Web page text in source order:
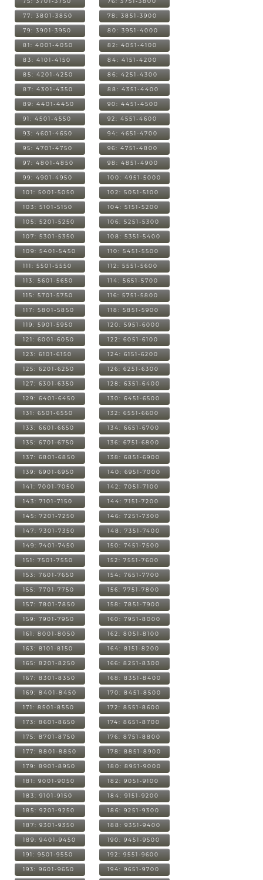
77: 3801-3850 78: 3851-3900
79: 3901-3950 80: 3951-4000
81: 4001-4050 82: 4051-4100
83: 4101-4150 84: 4151-4200
85: 4201-4250 86: 4251-4300
87: 4301-4350 88: 4351-4400
89: 4401-4450 90: 4451-4500
91: 4501-4550 92: 4551-4600
93: 4601-4650 94: 4651-4700
95: 4701-4750 96: 4751-4800
97: 4801-4850 98: 4851-4900
99: 4901-4950 100: 4951-5000
101: 5001-5050 102: 5051-5100
103: 5101-5150 104: 5151-5200
105: 5201-5250 106: 5251-5300
107: 5301-5350 108: 5351-5400
109: 5401-5450 110: 5451-5500
111: 5501-5550 112: 5551-5600
113: 5601-5650 114: 5651-5700
115: 5701-5750 116: 5751-5800
117: 5801-5850 118: 5851-5900
119: 5901-5950 120: 5951-6000
121: 6001-6050 122: 6051-6100
123: 6101-6150 124: 6151-6200
125: 6201-6250 126: 6251-6300
127: 6301-6350 128: 6351-6400
129: 6401-6450 130: 6451-6500
131: 6501-6550 132: 6551-6600
133: 6601-6650 134: 6651-6700
135: 6701-6750 136: 6751-6800
137: 6801-6850 138: 6851-6900
139: 6901-6950 140: 6951-7000
141: 7001-7050 142: 7051-7100
143: 7101-7150 144: 7151-7200
145: 7201-7250 146: 7251-7300
147: 7301-7350 148: 7351-7400
149: 7401-7450 150: 7451-7500
151: 7501-7550 152: 7551-7600
153: 7601-7650 154: 7651-7700
155: 7701-7750 156: 7751-7800
157: 7801-7850 158: 7851-7900
159: 7901-7950 160: 7951-8000
161: 8001-8050 162: 8051-8100
163: 8101-8150 164: 8151-8200
165: 8201-8250 166: 8251-8300
167: 8301-8350 168: 8351-8400
169: 8401-8450 170: 8451-8500
171: 8501-8550 172: 8551-8600
173: 8601-8650 174: 8651-8700
175: 8701-8750 176: 8751-8800
177: 8801-8850 178: 8851-8900
179: 8901-8950 180: 8951-9000
181: 9001-9050 182: 9051-9100
183: 9101-9150 184: 9151-9200
185: 9201-9250 186: 9251-9300
187: 9301-9350 188: 9351-9400
189: 9401-9450 190: 9451-9500
191: 9501-9550 192: 9551-9600
193: 9601-9650 194: 9651-9700